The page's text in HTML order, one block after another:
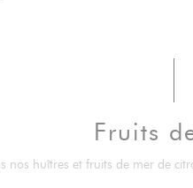
Fruits
nos huîtres et fruits de mer de